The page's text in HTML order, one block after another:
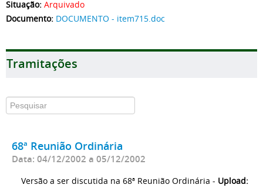
Situação: Arquivado
Documento: DOCUMENTO - item715.doc
Tramitações
68ª Reunião Ordinária
Data: 04/12/2002 a 05/12/2002
Versão a ser discutida na 68ª Reunião Ordinária - Upload: